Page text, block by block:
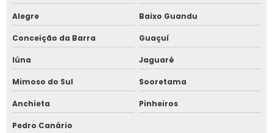
Laudo de instalações elétricas
Laudo e inspeção nr 13
Laudo nr 12
Laudo nr 12 preço
Laudo vasos de pressão
Alegre Baixo Guandu
Conceição da Barra Guaçuí
Iúna Jaguaré
Mimoso do Sul Sooretama
Anchieta Pinheiros
Pedro Canário